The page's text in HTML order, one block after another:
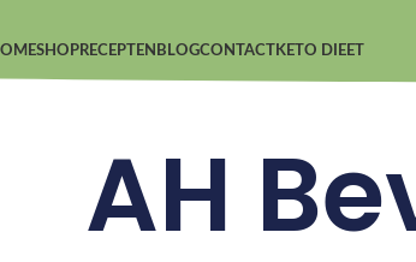
SHOPRECEPTEN BLOGCONTACT KETO DIEET
AH